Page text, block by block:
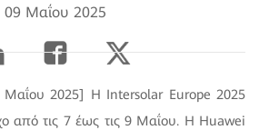
09 Μαΐου 2025
Μαΐου 2025] Η Intersolar Europe 2025
από τις 7 έως τις 9 Μαΐου. Η Huawei